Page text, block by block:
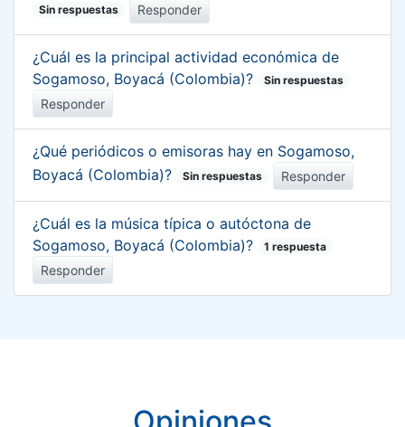
Sin respuestas Responder
¿Cuál es la principal actividad económica de
Sogamoso, Boyacá (Colombia)?
Sin respuestas
Responder
¿Qué periódicos o emisoras hay en Sogamoso,
Boyacá (Colombia)?
Sin respuestas Responder
¿Cuál es la música típica o autóctona de
Sogamoso, Boyacá (Colombia)?
1 respuesta
Responder